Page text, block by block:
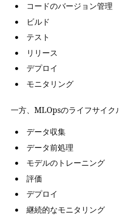
コードのバージョン管理
ビルド
テスト
リリース
デプロイ
モニタリング
一方、MLOpsのライフサイク
データ収集
データ前処理
モデルのトレーニング
評価
デプロイ
継続的なモニタリング